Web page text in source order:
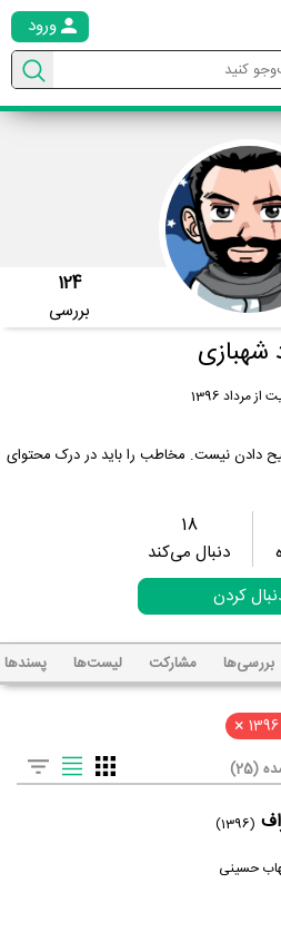
ورود
124
بررسی
شهبازی
مرداد 1396
دادن نیست. مخاطب را باید در درک محتوای
18
دنبال می‌کند
کردن
بررسی‌ها مشارکت لیست‌ها پسند‌ها
×
(25)
(1396)
حسینی